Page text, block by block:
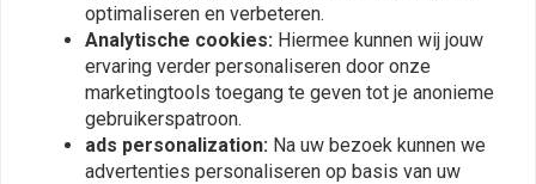
optimaliseren en verbeteren.
Analytische cookies: Hiermee kunnen wij jouw
ervaring verder personaliseren door onze
marketingtools toegang te geven tot je anonieme
gebruikerspatroon.
ads personalization: Na uw bezoek kunnen we
advertenties personaliseren op basis van uw